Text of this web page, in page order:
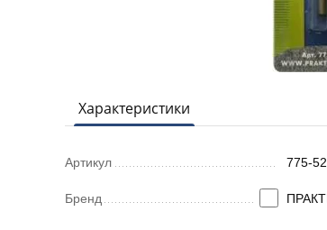
Характеристики
Артикул 775-
Бренд